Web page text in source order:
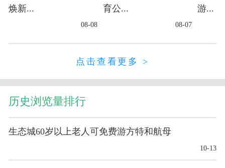
焕新...
08-08
育公...
08-07
游...
点击查看更多 >
历史浏览量排行
生态城60岁以上老人可免费游方特和航母
10-13